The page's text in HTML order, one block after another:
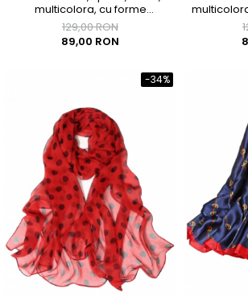
multicolora, cu forme
geometrice, 90x180 cm
129,00 RON
89,00 RON
-34%